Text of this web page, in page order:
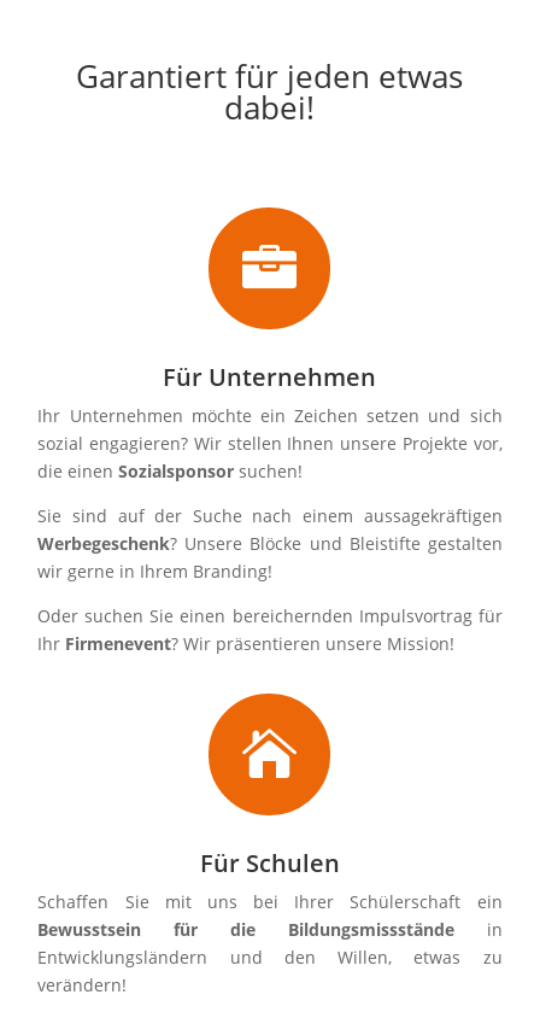
Garantiert für jeden etwas
dabei!

Für Unternehmen
Ihr Unternehmen möchte ein Zeichen setzen und sich
sozial engagieren? Wir stellen Ihnen unsere Projekte vor,
die einenSozialsponsor suchen!
Sie sind auf der Suche nach einem aussagekräftigen
Werbegeschenk? Unsere Blöcke und Bleistifte gestalten
wir gerne in Ihrem Branding!
Oder suchen Sie einen bereichernden Impulsvortrag für
Ihr Firmenevent? Wir präsentieren unsere Mission!

Für Schulen
Schaffen Sie mit uns bei Ihrer Schülerschaft ein
Bewusstsein für die Bildungsmissständein
Entwicklungsländern und den Willen, etwas zu
verändern!